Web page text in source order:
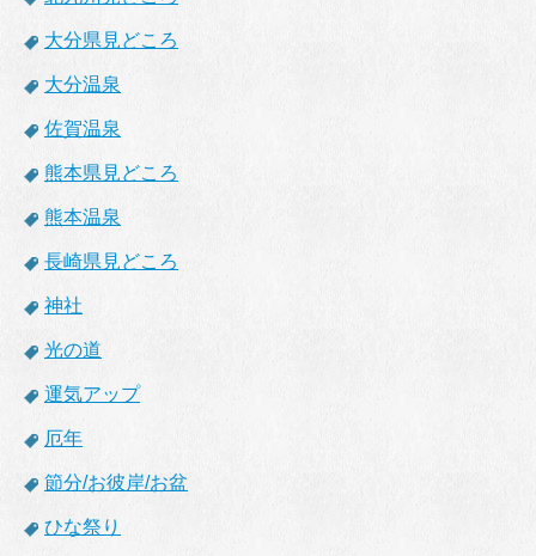
大分県見どころ
大分温泉
佐賀温泉
熊本県見どころ
熊本温泉
長崎県見どころ
神社
光の道
運気アップ
厄年
節分/お彼岸/お盆
ひな祭り